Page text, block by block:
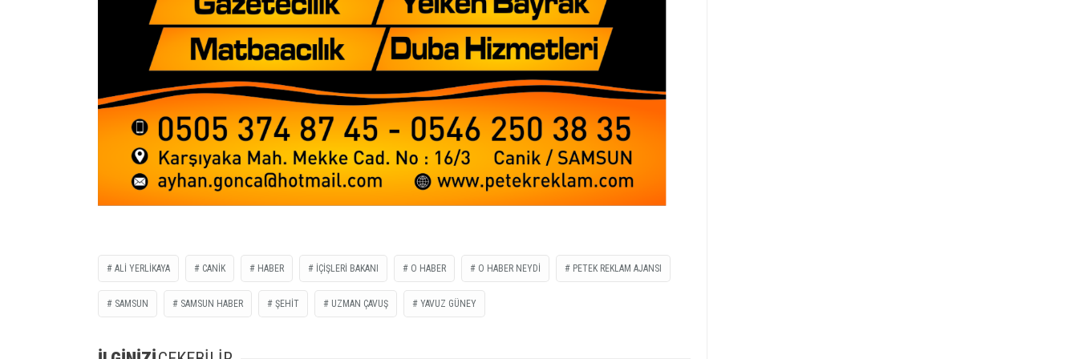
ALİ YERLİKAYA CANİK HABER İÇİŞLERİ BAKANI O HABER O HABER NEYDİ PETEK REKLAM AJANSI
SAMSUN SAMSUN HABER ŞEHİT UZMAN ÇAVUŞ YAVUZ GÜNEY